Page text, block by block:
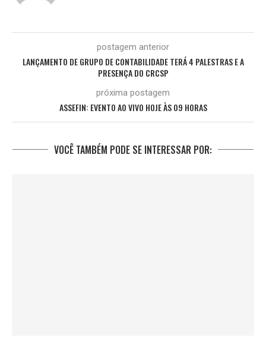
postagem anterior
LANÇAMENTO DE GRUPO DE CONTABILIDADE TERÁ 4 PALESTRAS E A
PRESENÇA DO CRCSP
próxima postagem
ASSEFIN: EVENTO AO VIVO HOJE ÀS 09 HORAS
VOCÊ TAMBÉM PODE SE INTERESSAR POR: